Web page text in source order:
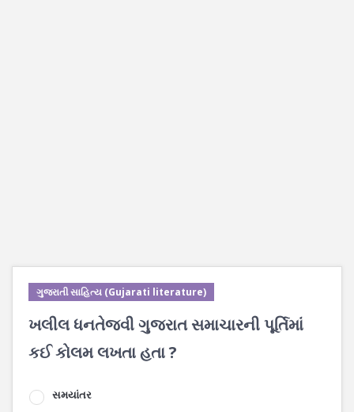
ગુજરાતી સાહિત્ય (Gujarati literature)
ખલીલ ધનતેજવી ગુજરાત સમાચારની પૂર્તિમાં
કઈ કોલમ લખતા હતા ?
સમયાંતર